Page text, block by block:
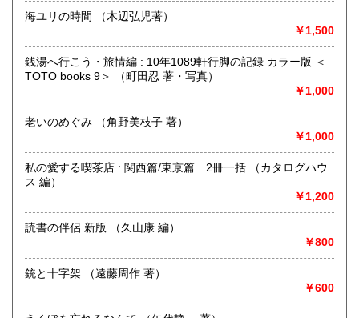
https://www.kuragebunko.com/
にお問合せ下さい。
取り扱い分野
哲学宗教、歴史、美術工芸、近代文献、趣味、古書一般（そ
海ユリの時間 （木辺弘児著）
￥1,500
銭湯へ行こう・旅情編 : 10年1089軒行脚の記録 カラー版 ＜
TOTO books 9＞ （町田忍 著・写真）
￥1,000
老いのめぐみ （角野美枝子 著）
￥1,000
私の愛する喫茶店 : 関西篇/東京篇 2冊一括 （カタログハウ
ス 編）
￥1,200
読書の伴侶 新版 （久山康 編）
￥800
銃と十字架 （遠藤周作 著）
￥600